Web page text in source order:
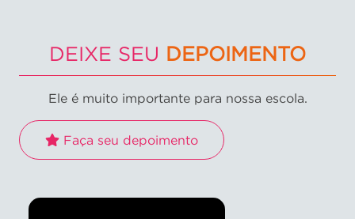
DEIXE SEU DEPOIMENTO
Ele é muito importante para nossa escola.
Faça seu depoimento